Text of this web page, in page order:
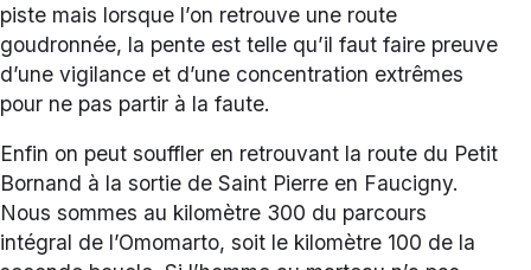
piste mais lorsque l’on retrouve une route
goudronnée, la pente est telle qu’il faut faire preuve
d’une vigilance et d’une concentration extrêmes
pour ne pas partir à la faute.
Enfin on peut souffler en retrouvant la route du Petit
Bornand à la sortie de Saint Pierre en Faucigny.
Nous sommes au kilomètre 300 du parcours
intégral de l’Omomarto, soit le kilomètre 100 de la